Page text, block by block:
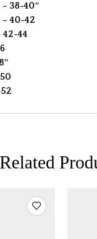
38-40″
40-42
42-44
Related